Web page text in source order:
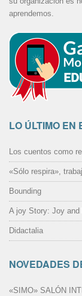
aprendemos.
LO ÚLTIMO EN
Los cuentos como
«Sólo respira»,
Bounding
A joy Story: Joy and
Didactalia
NOVEDADES
«SIMO» SALÓN